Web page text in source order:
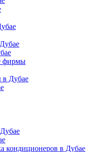
фирмы
в Дубае
кондиционеров в Дубае